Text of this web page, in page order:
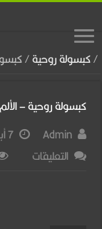
/كبسولة روحية/
كبسولة روحية – الألم
Admin
7 أبريل، 2017
التعليقات